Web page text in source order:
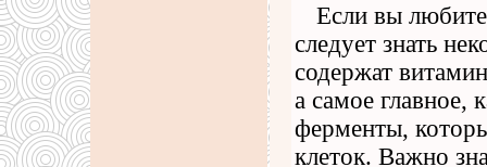
Если вы
следует знать
содержат
а самое главное,
ферменты,
клеток. Важно